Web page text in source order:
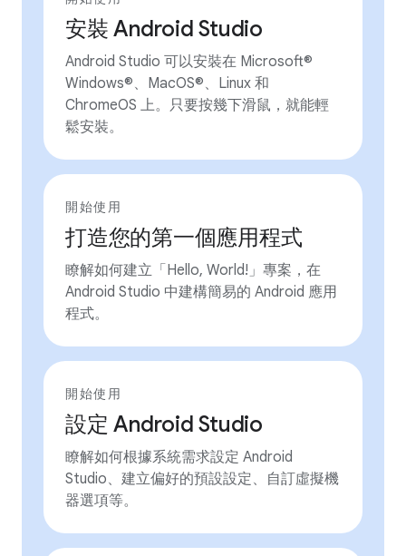
安裝 Android Studio
Android Studio 可以安裝在 Microsoft®
Windows®、MacOS®、Linux 和
ChromeOS 上。只要按幾下滑鼠，就能輕
鬆安裝。
開始使用
打造您的第一個應用程式
瞭解如何建立「Hello, World!」專案，在
Android Studio 中建構簡易的 Android 應用
程式。
開始使用
設定 Android Studio
瞭解如何根據系統需求設定 Android
Studio、建立偏好的預設設定、自訂虛擬機
器選項等。